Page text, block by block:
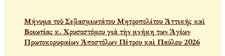
Μήνυμα τοῦ Σεβασμιωτάτου Μητροπολίτου Ἀττικῆς καὶ
Βοιωτίας κ. Χρυσοστόμου γιὰ τὴν μνήμη των Ἁγίων
Πρωτοκορυφαίων Ἀποστόλων Πέτρου καὶ Παύλου 2026